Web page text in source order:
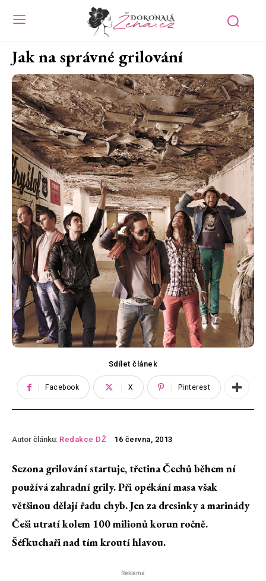
Jak na správné grilování
Sdílet článek
Facebook X Pinterest
Autor článku: Redakce DŽ 16 června, 2013
Sezona grilování startuje, třetina Čechů během ní
používá zahradní grily. Při opékání masa však
většinou dělají řadu chyb. Jen za dresinky a marinády
Češi utratí kolem 100 milionů korun ročně.
Šéfkuchaři nad tím kroutí hlavou.
Reklama